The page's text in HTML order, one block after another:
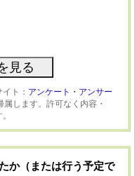
ト： アンケート・アンサー
します。許可なく内容・
か（または行う予定で